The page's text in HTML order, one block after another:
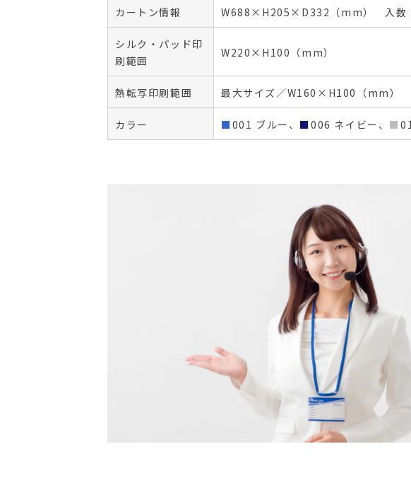
カートン情報 W688×H205×D332（mm） 入数
シルク・パッド印
刷範囲
W220×H100（mm）
熱転写印刷範囲 最大サイズ／W160×H100（mm）
カラー ■001 ブルー、 ■006 ネイビー、 ■